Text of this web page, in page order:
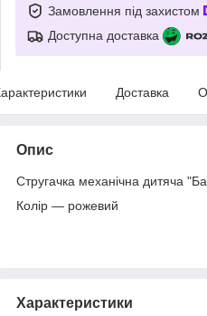
Замовлення під захистом
Доступна доставка
Доставка
Опис
Стругачка механічна дитяча
Колір — рожевий
Характеристики